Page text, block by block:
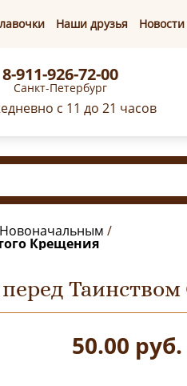
Наши друзья Новости
8-911-926-72-00
Санкт-Петербург
с 11 до 21 часов
Новоначальным /
Крещения
50.00 руб.